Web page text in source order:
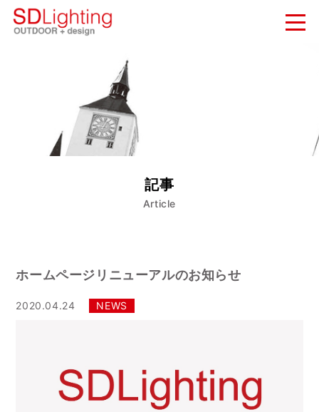
納入実績
会社概要
COMPANY
記事
Article
ホームページリニューアルのお知らせ
2020.04.24 NEWS